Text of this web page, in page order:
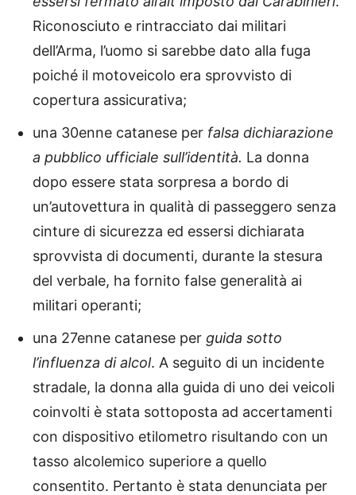
Riconosciuto e rintracciato dai militari
dell’Arma, l’uomo si sarebbe dato alla fuga
poiché il motoveicolo era sprovvisto di
copertura assicurativa;
una 30enne catanese per falsa dichiarazione
a pubblico ufficiale sull’identità. La donna
dopo essere stata sorpresa a bordo di
un’autovettura in qualità di passeggero senza
cinture di sicurezza ed essersi dichiarata
sprovvista di documenti, durante la stesura
del verbale, ha fornito false generalità ai
militari operanti;
una 27enne catanese per guida sotto
l’influenza di alcol. A seguito di un incidente
stradale, la donna alla guida di uno dei veicoli
coinvolti è stata sottoposta ad accertamenti
con dispositivo etilometro risultando con un
tasso alcolemico superiore a quello
consentito. Pertanto è stata denunciata per